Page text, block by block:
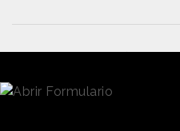
© 2026
Dirección: Calle Antonio